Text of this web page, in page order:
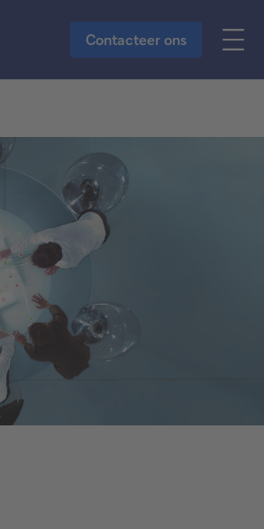
Naar de hoofdinhoud
Contacteer ons